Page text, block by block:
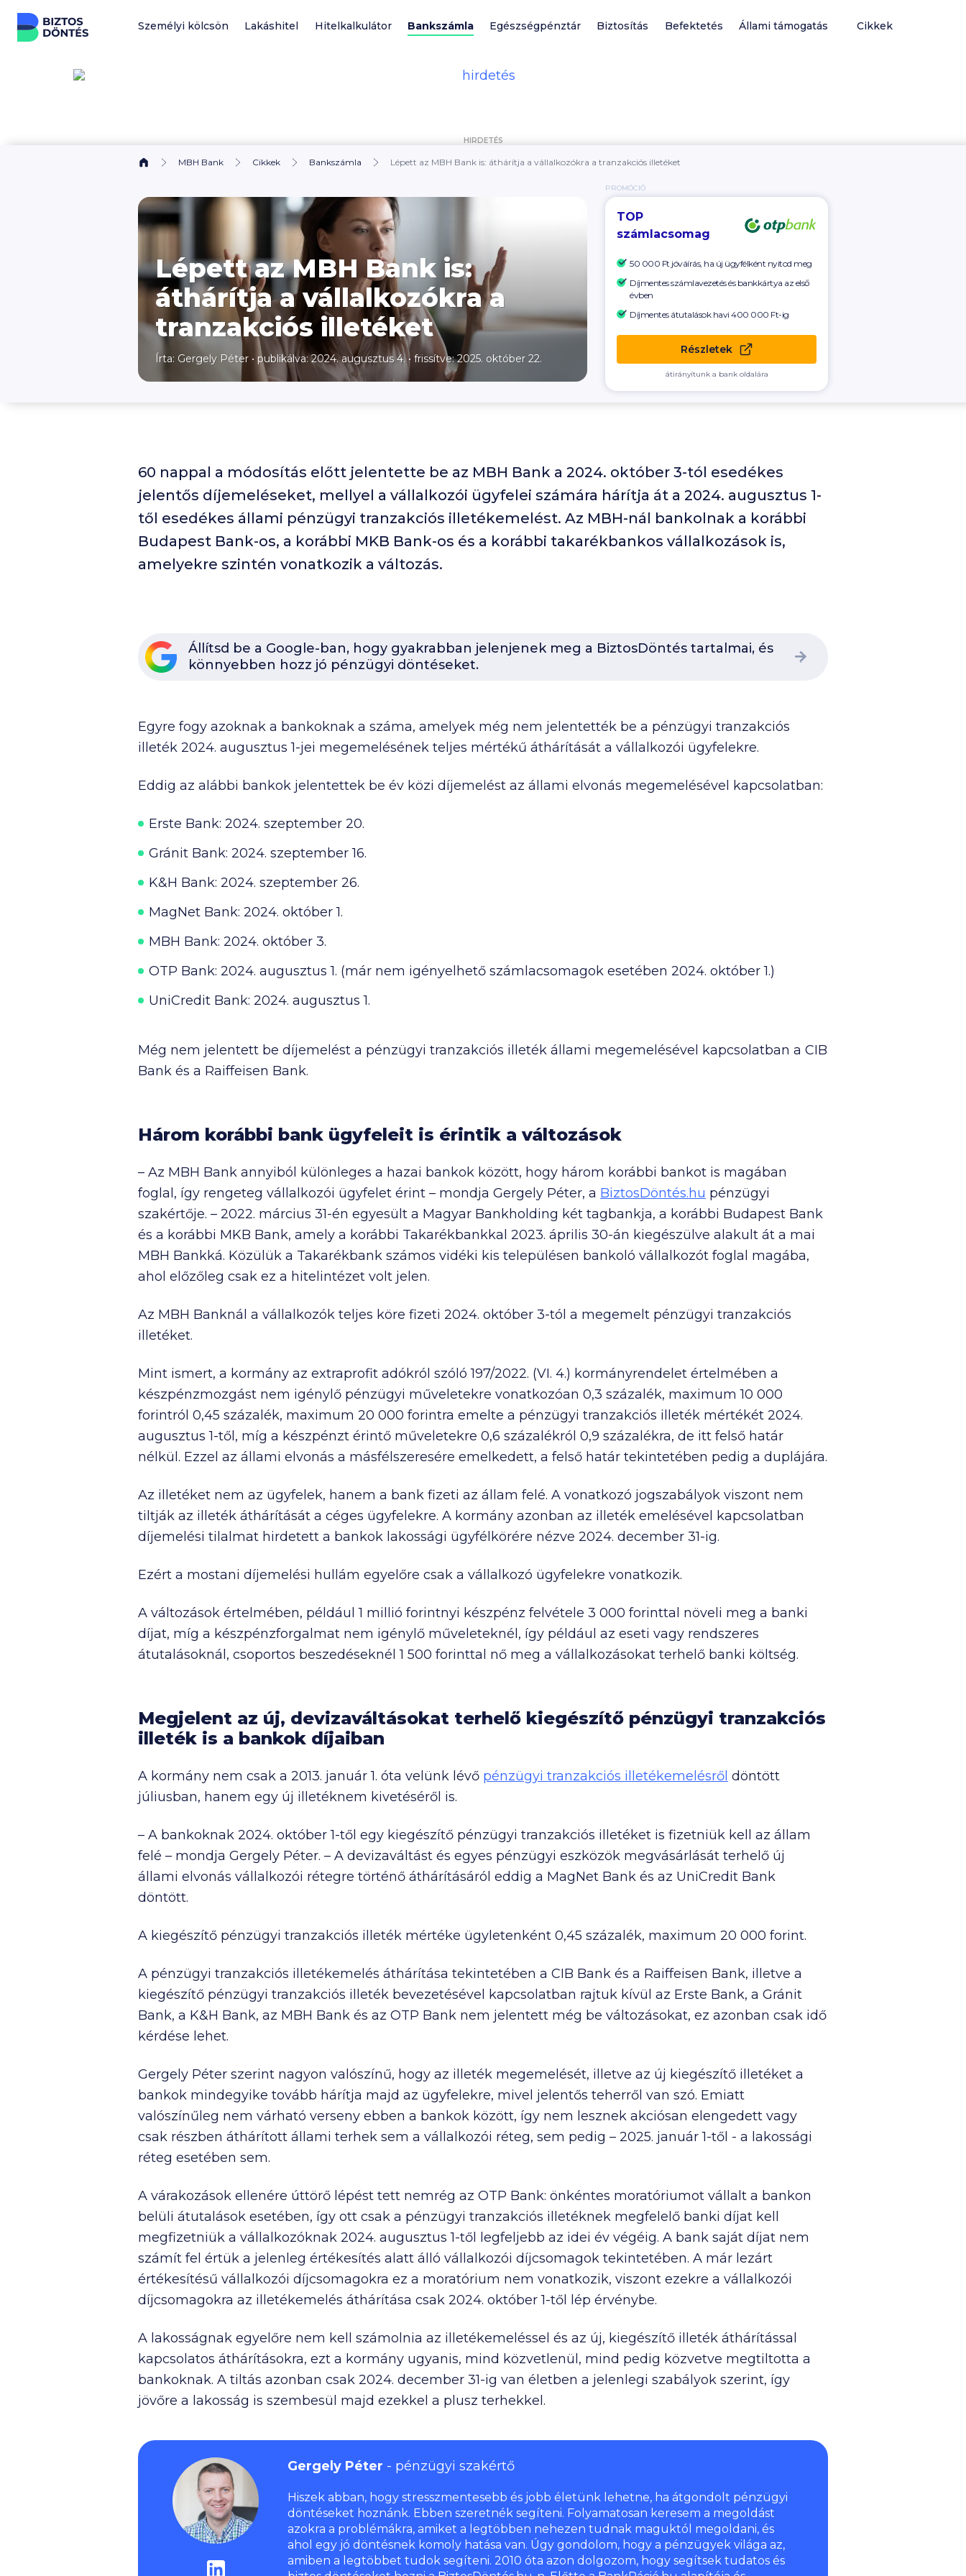
Ugrás a tartalomhoz
Személyi kölcsön Lakáshitel Hitelkalkulátor Bankszámla Egészségpénztár Biztosítás Befektetés Állami támogatás Cikkek
HIRDETÉS
MBH Bank Cikkek Bankszámla Lépett az MBH Bank is: áthárítja a vállalkozókra a tranzakciós illetéket
Lépett az MBH Bank is:
áthárítja a vállalkozókra a
tranzakciós illetéket
Írta: Gergely Péter • publikálva: 2024. augusztus 4.• frissítve: 2025. október 22.
PROMÓCIÓ
TOP
számlacsomag
50 000 Ft jóváírás, ha új ügyfélként nyitod meg
Díjmentes számlavezetés és bankkártya az első
évben
Díjmentes átutalások havi 400 000 Ft-ig
Részletek
átirányítunk a bank oldalára
60 nappal a módosítás előtt jelentette be az MBH Bank a 2024. október 3-tól esedékes
jelentős díjemeléseket, mellyel a vállalkozói ügyfelei számára hárítja át a 2024. augusztus 1-
től esedékes állami pénzügyi tranzakciós illetékemelést. Az MBH-nál bankolnak a korábbi
Budapest Bank-os, a korábbi MKB Bank-os és a korábbi takarékbankos vállalkozások is,
amelyekre szintén vonatkozik a változás.
Állítsd be a Google-ban, hogy gyakrabban jelenjenek meg a BiztosDöntés tartalmai, és
könnyebben hozz jó pénzügyi döntéseket.
Egyre fogy azoknak a bankoknak a száma, amelyek még nem jelentették be a pénzügyi tranzakciós
illeték 2024. augusztus 1-jei megemelésének teljes mértékű áthárítását a vállalkozói ügyfelekre.
Eddig az alábbi bankok jelentettek be év közi díjemelést az állami elvonás megemelésével kapcsolatban:
Erste Bank: 2024. szeptember 20.
Gránit Bank: 2024. szeptember 16.
K&H Bank: 2024. szeptember 26.
MagNet Bank: 2024. október 1.
MBH Bank: 2024. október 3.
OTP Bank: 2024. augusztus 1. (már nem igényelhető számlacsomagok esetében 2024. október 1.)
UniCredit Bank: 2024. augusztus 1.
Még nem jelentett be díjemelést a pénzügyi tranzakciós illeték állami megemelésével kapcsolatban a CIB
Bank és a Raiffeisen Bank.
Három korábbi bank ügyfeleit is érintik a változások
– Az MBH Bank annyiból különleges a hazai bankok között, hogy három korábbi bankot is magában
foglal, így rengeteg vállalkozói ügyfelet érint – mondja Gergely Péter, a BiztosDöntés.hu pénzügyi
szakértője. – 2022. március 31-én egyesült a Magyar Bankholding két tagbankja, a korábbi Budapest Bank
és a korábbi MKB Bank, amely a korábbi Takarékbankkal 2023. április 30-án kiegészülve alakult át a mai
MBH Bankká. Közülük a Takarékbank számos vidéki kis településen bankoló vállalkozót foglal magába,
ahol előzőleg csak ez a hitelintézet volt jelen.
Az MBH Banknál a vállalkozók teljes köre fizeti 2024. október 3-tól a megemelt pénzügyi tranzakciós
illetéket.
Mint ismert, a kormány az extraprofit adókról szóló 197/2022. (VI. 4.) kormányrendelet értelmében a
készpénzmozgást nem igénylő pénzügyi műveletekre vonatkozóan 0,3 százalék, maximum10 000
forintról 0,45 százalék, maximum 20 000 forintra emelte a pénzügyi tranzakciós illeték mértékét 2024.
augusztus 1-től, míg a készpénzt érintő műveletekre 0,6 százalékról 0,9 százalékra, de itt felső határ
nélkül. Ezzel az állami elvonás a másfélszeresére emelkedett, a felső határ tekintetében pedig a duplájára.
Az illetéket nem az ügyfelek, hanem a bank fizeti az állam felé. A vonatkozó jogszabályok viszont nem
tiltják az illeték áthárítását a céges ügyfelekre. A kormány azonban az illeték emelésével kapcsolatban
díjemelési tilalmat hirdetett a bankok lakossági ügyfélkörére nézve 2024. december 31-ig.
Ezért a mostani díjemelési hullám egyelőre csak a vállalkozó ügyfelekre vonatkozik.
A változások értelmében, például 1 millió forintnyi készpénz felvétele 3 000 forinttal növeli meg a banki
díjat, míg a készpénzforgalmat nem igénylő műveleteknél, így például az eseti vagy rendszeres
átutalásoknál, csoportos beszedéseknél 1 500 forinttal nő meg a vállalkozásokat terhelő banki költség.
Megjelent az új, devizaváltásokat terhelő kiegészítő pénzügyi tranzakciós
illeték is a bankok díjaiban
A kormány nem csak a 2013. január 1. óta velünk lévő pénzügyi tranzakciós illetékemelésről döntött
júliusban, hanem egy új illetéknem kivetéséről is.
– A bankoknak 2024. október 1-től egy kiegészítő pénzügyi tranzakciós illetéket is fizetniük kell az állam
felé – mondja Gergely Péter. – A devizaváltást és egyes pénzügyi eszközök megvásárlását terhelő új
állami elvonás vállalkozói rétegre történő áthárításáról eddig a MagNet Bank és az UniCredit Bank
döntött.
A kiegészítő pénzügyi tranzakciós illeték mértéke ügyletenként 0,45 százalék, maximum 20 000 forint.
A pénzügyi tranzakciós illetékemelés áthárítása tekintetében a CIB Bank és a Raiffeisen Bank, illetve a
kiegészítő pénzügyi tranzakciós illeték bevezetésével kapcsolatban rajtuk kívül az Erste Bank, a Gránit
Bank, a K&H Bank, az MBH Bank és az OTP Bank nem jelentett még be változásokat, ez azonban csak idő
kérdése lehet.
Gergely Péter szerint nagyon valószínű, hogy az illeték megemelését, illetve az új kiegészítő illetéket a
bankok mindegyike tovább hárítja majd az ügyfelekre, mivel jelentős teherről van szó. Emiatt
valószínűleg nem várható verseny ebben a bankok között, így nem lesznek akciósan elengedett vagy
csak részben áthárított állami terhek sem a vállalkozói réteg, sem pedig – 2025. január 1-től - a lakossági
réteg esetében sem.
A várakozások ellenére úttörő lépést tett nemrég az OTP Bank: önkéntes moratóriumot vállalt a bankon
belüli átutalások esetében, így ott csak a pénzügyi tranzakciós illetéknek megfelelő banki díjat kell
megfizetniük a vállalkozóknak 2024. augusztus 1-től legfeljebb az idei év végéig. A bank saját díjat nem
számít fel értük a jelenleg értékesítés alatt álló vállalkozói díjcsomagok tekintetében. A már lezárt
értékesítésű vállalkozói díjcsomagokra ez a moratórium nem vonatkozik, viszont ezekre a vállalkozói
díjcsomagokra az illetékemelés áthárítása csak 2024. október 1-től lép érvénybe.
A lakosságnak egyelőre nem kell számolnia az illetékemeléssel és az új, kiegészítő illeték áthárítással
kapcsolatos áthárításokra, ezt a kormány ugyanis, mind közvetlenül, mind pedig közvetve megtiltotta a
bankoknak. A tiltás azonban csak 2024. december 31-ig van életben a jelenlegi szabályok szerint, így
jövőre a lakosság is szembesül majd ezekkel a plusz terhekkel.
Gergely Péter pénzügyi szakértő
Hiszek abban, hogy stresszmentesebb és jobb életünk lehetne, ha átgondolt pénzügyi
döntéseket hoznánk. Ebben szeretnék segíteni. Folyamatosan keresem a megoldást
azokra a problémákra, amiket a legtöbben nehezen tudnak maguktól megoldani, és
ahol egy jó döntésnek komoly hatása van. Úgy gondolom, hogy a pénzügyek világa az,
amiben a legtöbbet tudok segíteni. 2010 óta azon dolgozom, hogy segítsek tudatos és